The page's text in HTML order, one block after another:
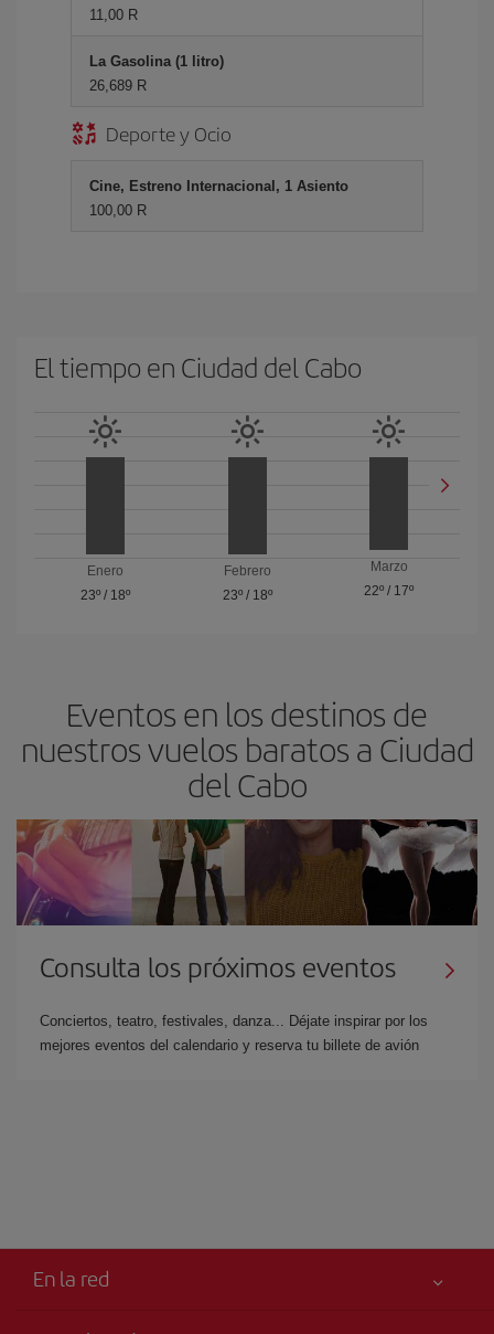
11,00 R
La Gasolina (1 litro)
26,689 R
Deporte y Ocio
Cine, Estreno Internacional, 1 Asiento
100,00 R
El tiempo en Ciudad del Cabo
Enero
23º/ 18º
Febrero
23º/ 18º
Marzo
22º / 17º
Eventos en los destinos de
nuestros vuelos baratos a Ciudad
del Cabo
Consulta los próximos eventos
Conciertos, teatro, festivales, danza... Déjate inspirar por los
mejores eventos del calendario y reserva tu billete de avión
En la red